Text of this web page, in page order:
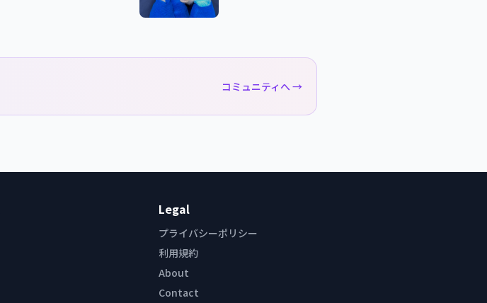
コミュニティへ →
Legal
プライバシーポリシー
利用規約
About
Contact